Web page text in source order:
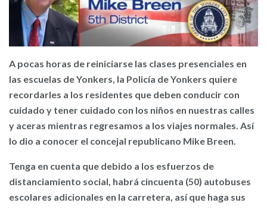
A pocas horas de reiniciarse las clases presenciales en
las escuelas de Yonkers, la Policía de Yonkers quiere
recordarles a los residentes que deben conducir con
cuidado y tener cuidado con los niños en nuestras calles
y aceras mientras regresamos a los viajes normales. Así
lo dio a conocer el concejal republicano Mike Breen.
Tenga en cuenta que debido a los esfuerzos de
distanciamiento social, habrá cincuenta (50) autobuses
escolares adicionales en la carretera, así que haga sus